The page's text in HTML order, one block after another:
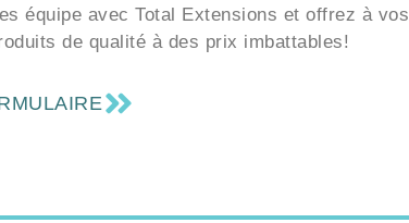
équipe avec Total Extensions et offrez à vos
de qualité à des prix imbattables!